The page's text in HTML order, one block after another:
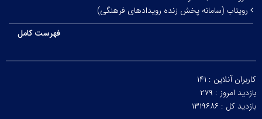
رویتاب (سامانه پخش زنده رویدادهای فرهنگی)
فهرست کامل
کاربران آنلاین : ۱۴۱
بازدید امروز : ۲۷۹
بازدید کل : ۱۳۱۹۶۸۶